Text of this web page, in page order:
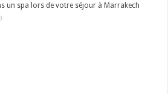
un spa lors de votre séjour à Marrakech